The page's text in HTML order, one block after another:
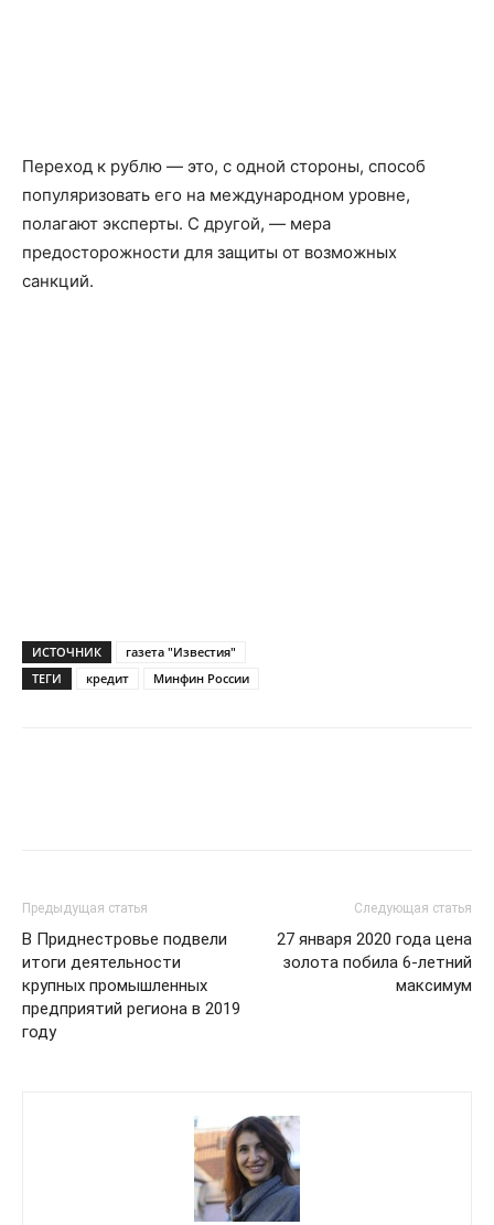
Переход к рублю — это, с одной стороны, способ
популяризовать его на международном уровне,
полагают эксперты. С другой, — мера
предосторожности для защиты от возможных
санкций.
ИСТОЧНИК
газета "Известия"
ТЕГИ
кредит Минфин России
Предыдущая статья
В Приднестровье подвели
итоги деятельности
крупных промышленных
предприятий региона в 2019
году
Следующая статья
27 января 2020 года цена
золота побила 6-летний
максимум